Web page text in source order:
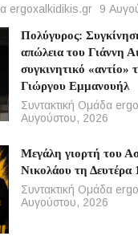
ergoxalkidikis.gr
9
Πολύγυρος:
απώλεια του Γιάννη
συγκινητικό «αντίο»
Γιώργου Εμμανουήλ
Συντακτική Ομάδα
Αυγούστου, 2026
Μεγάλη γιορτή του
Νικολάου τη Δευτέρα
Συντακτική Ομάδα
Αυγούστου, 2026